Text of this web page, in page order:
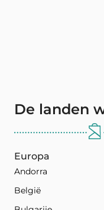
De landen
Europa
Andorra
België